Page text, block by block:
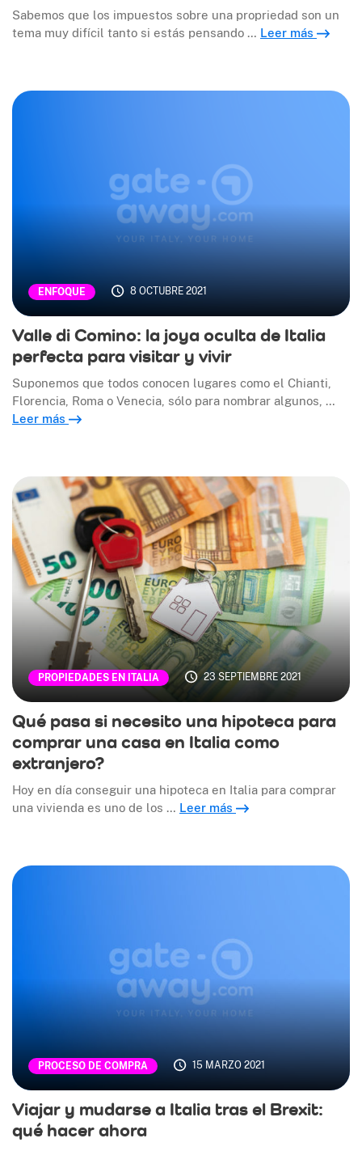
Sabemos que los impuestos sobre una propriedad son un
tema muy difícil tanto si estás pensando … Leer más
ENFOQUE 8 OCTUBRE 2021
Valle di Comino: la joya oculta de Italia
perfecta para visitar y vivir
Suponemos que todos conocen lugares como el Chianti,
Florencia, Roma o Venecia, sólo para nombrar algunos, …
Leer más
PROPIEDADES EN ITALIA 23 SEPTIEMBRE 2021
Qué pasa si necesito una hipoteca para
comprar una casa en Italia como
extranjero?
Hoy en día conseguir una hipoteca en Italia para comprar
una vivienda es uno de los … Leer más
PROCESO DE COMPRA 15 MARZO 2021
Viajar y mudarse a Italia tras el Brexit:
qué hacer ahora